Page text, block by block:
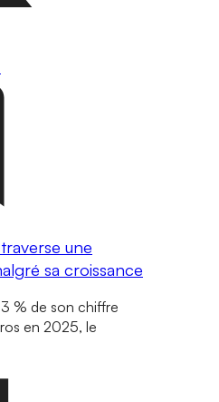
une
sa croissance
% de son chiffre
en 2025, le